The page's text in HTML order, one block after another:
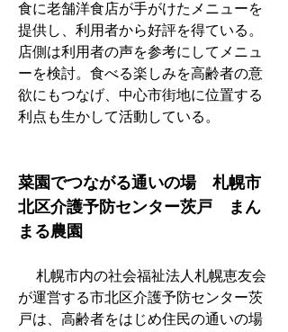
食に老舗洋食店が手がけたメニューを
提供し、利用者から好評を得ている。
店側は利用者の声を参考にしてメニュ
ーを検討。食べる楽しみを高齢者の意
欲にもつなげ、中心市街地に位置する
利点も生かして活動している。
菜園でつながる通いの場　札幌市
北区介護予防センター茨戸　まん
まる農園
札幌市内の社会福祉法人札幌恵友会
が運営する市北区介護予防センター茨
戸は、高齢者をはじめ住民の通いの場